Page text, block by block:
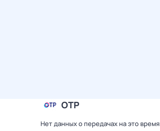
ОТР
Нет данных о передачах на это время